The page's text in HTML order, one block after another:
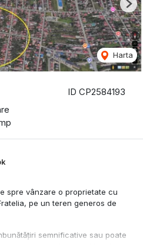
ID CP2584193
Harta
spre vânzare o proprietate cu
pe un teren generos de
semnificative sau poate